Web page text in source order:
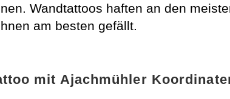
Wandtattoos haften an den
am besten gefällt.
mit Ajachmühler